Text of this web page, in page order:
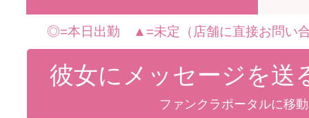
◎=本日出勤 ▲=未定（店舗に直接お問い
彼女にメッセージを送
ファンクラポータルに移